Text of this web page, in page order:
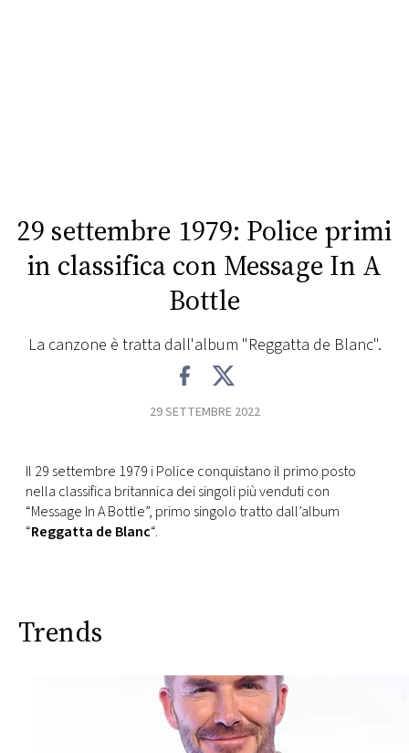
TV
MONACO
29 settembre 1979: Police primi
in classifica con Message In A
Bottle
La canzone è tratta dall'album "Reggatta de Blanc".
29 SETTEMBRE 2022
Il 29 settembre 1979 i Police conquistano il primo posto
nella classifica britannica dei singoli più venduti con
“Message In A Bottle”, primo singolo tratto dall’album
“Reggatta de Blanc“.
Trends